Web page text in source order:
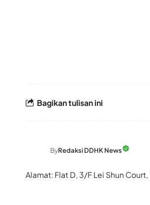
Bagikan tulisan ini
ByRedaksi DDHK News
Alamat: Flat D, 3/F Lei Shun